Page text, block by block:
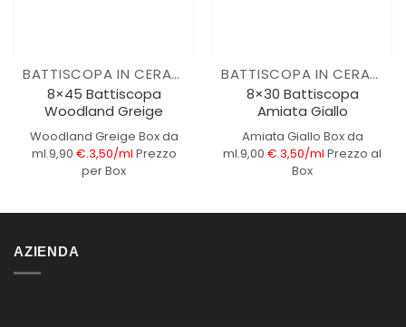
BATTISCOPA IN CERAMICA
8×45 Battiscopa
Woodland Greige
Woodland Greige Box da
ml.9,90 €.3,50/ml Prezzo
per Box
BATTISCOPA IN CERAMICA
8×30 Battiscopa
Amiata Giallo
Amiata Giallo Box da
ml.9,00 €.3,50/ml Prezzo al
Box
AZIENDA